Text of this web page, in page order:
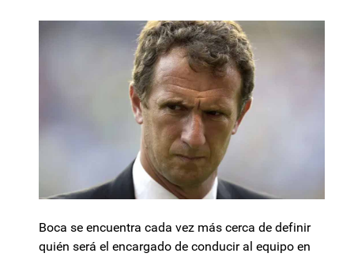
Boca se encuentra cada vez más cerca de definir
quién será el encargado de conducir al equipo en